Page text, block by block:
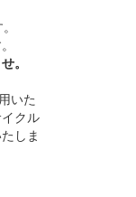
。
いた
クル
しま